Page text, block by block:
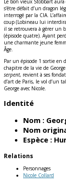
Le bon vieux Stobbart
s’être défait d’un dragon
interrogé par la CIA.
coup (Lobineau lui interdira
il se retrouvera à gérer un
(épisode quatre). Ayant
une charmante jeune
Âge.
Par un épisode 1 sortie en
chapitre de la vie de
serpent, revient à ses
d’art de Paris, le vol d’un
George avec Nicole.
Identité
Nom :
Nom
Espèce :
Relations
Personnages
Nicole Collard